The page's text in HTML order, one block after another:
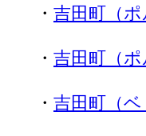
・ 吉田町（
・ 吉田町（
・ 吉田町（